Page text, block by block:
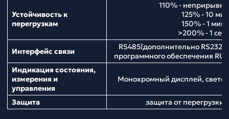
Устойчивость к
перегрузкам
110% -
125% - 10
150% - 1
>200% - 1
Интерфейс связи
RS485(дополнительно
программного обеспечения
Индикация состояния,
измерения и
управления
Монохромный дисплей,
Защита защита от